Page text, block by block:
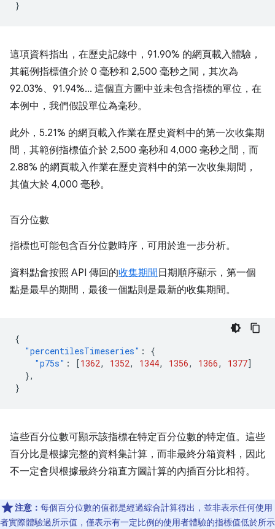
}
這項資料指出，在歷史記錄中，91.90% 的網頁載入體驗，
其範例指標值介於 0 毫秒和 2,500 毫秒之間，其次為
92.03%、91.94%... 這個直方圖中並未包含指標的單位，在
本例中，我們假設單位為毫秒。
此外，5.21% 的網頁載入作業在歷史資料中的第一次收集期
間，其範例指標值介於 2,500 毫秒和 4,000 毫秒之間，而
2.88% 的網頁載入作業在歷史資料中的第一次收集期間，
其值大於 4,000 毫秒。
百分位數
指標也可能包含百分位數時序，可用於進一步分析。
資料點會按照 API 傳回的收集期間 日期順序顯示，第一個
點是最早的期間，最後一個點則是最新的收集期間。
{
"percentilesTimeseries" :
{
"p75s" : [1362, 1352, 1344, 1356, 1366, 1377]
},
}
這些百分位數可顯示該指標在特定百分位數的特定值。這些
百分比是根據完整的資料集計算，而非最終分箱資料，因此
不一定會與根據最終分箱直方圖計算的內插百分比相符。
注意： 每個百分位數的值都是經過綜合計算得出，並非表示任何使用
者實際體驗過所示值，僅表示有一定比例的使用者體驗的指標值低於所示